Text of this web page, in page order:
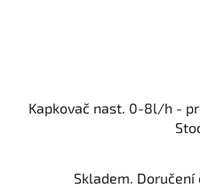
Kapkovač nast. 0-8l/h -
Skladem. Doručení